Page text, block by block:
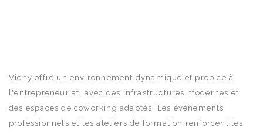
Vichy offre un environnement dynamique et propice à
l'entrepreneuriat, avec des infrastructures modernes et
des espaces de coworking adaptés. Les événements
professionnels et les ateliers de formation renforcent les